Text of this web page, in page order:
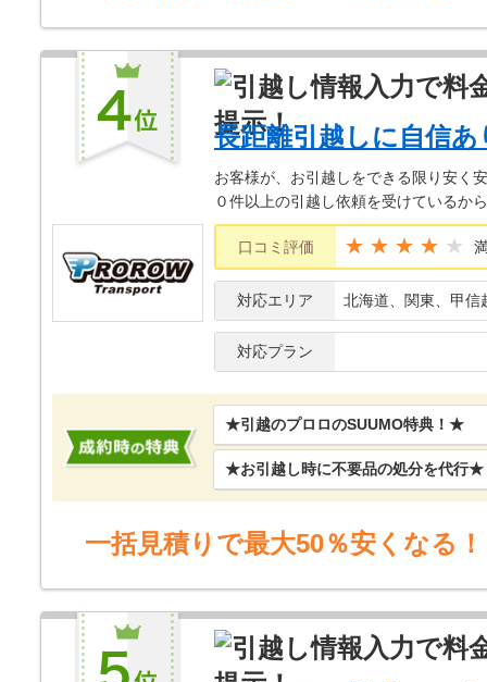
長距離引越しに自信
お客様が、お引越しをできる限り安く
０件以上の引越し依頼を受けているか
口コミ評価 ★★★★
対応エリア 北海道、関東、甲信
対応プラン
★引越のプロロのSUUMO特典！★
★お引越し時に不要品の処分を代行★
一括見積りで最大50％安くなる！